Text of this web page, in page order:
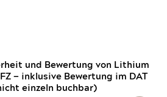
und Bewertung von Lithium
— inklusive Bewertung im DAT
einzeln buchbar)